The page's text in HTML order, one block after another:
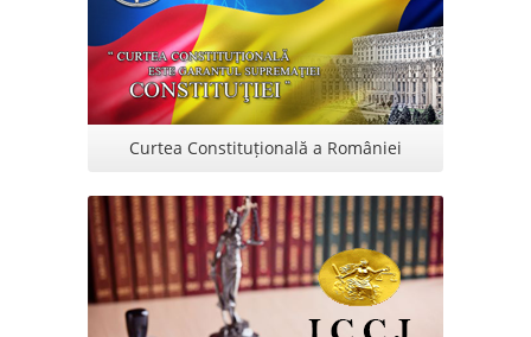
Curtea Constituțională a României